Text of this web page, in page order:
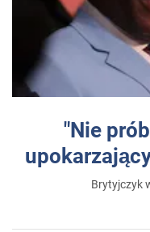
"Nie
Brytyjczyk